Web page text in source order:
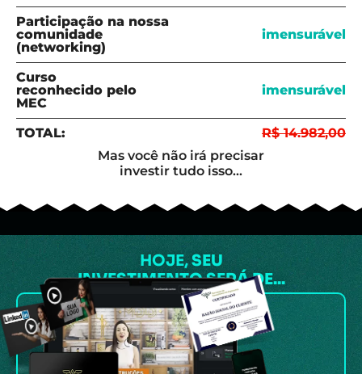
Participação na nossa
comunidade
(networking)
imensurável
Curso
reconhecido pelo
MEC
imensurável
TOTAL:
R$ 14.982,00
Mas você não irá precisar
investir tudo isso...
HOJE,SEU
INVESTIMENTO SERÁ DE...